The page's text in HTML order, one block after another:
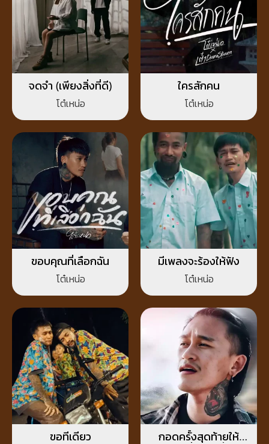
จดจำ (เพียงสิ่งที่ดี)
โต๋เหน่อ
ใครสักคน
โต๋เหน่อ
ขอบคุณที่เลือกฉัน
โต๋เหน่อ
มีเพลงจะร้องให้ฟัง
โต๋เหน่อ
ขอทีเดียว
กอดครั้งสุดท้ายให้